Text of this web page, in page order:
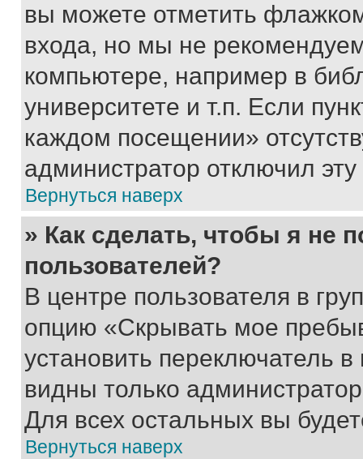
вы можете отметить
входа, но мы не
компьютере, например в
университете и т.п. Если
каждом посещении»
администратор отключил
Вернуться наверх
» Как сделать, чтобы я не
пользователей?
В центре пользователя в
опцию «Скрывать мое
установить переключатель
видны только
Для всех остальных вы
Вернуться наверх